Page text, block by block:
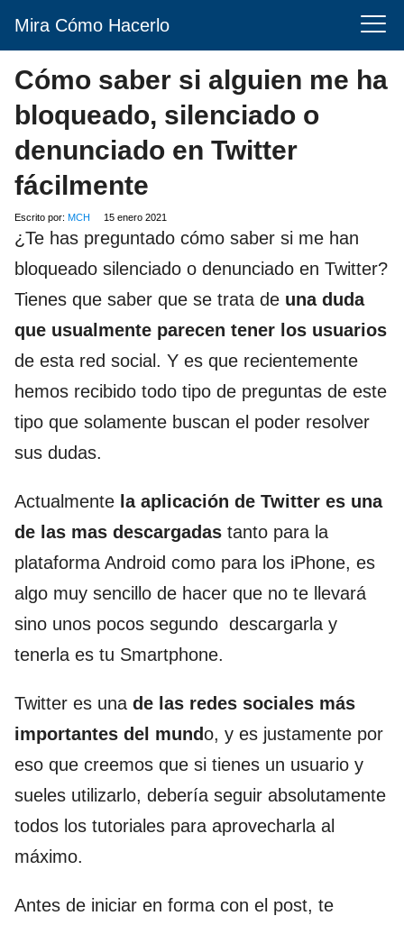
Mira Cómo Hacerlo
Cómo saber si alguien me ha
bloqueado, silenciado o
denunciado en Twitter
fácilmente
Escrito por: MCH 15 enero 2021
¿Te has preguntado cómo saber si me han
bloqueado silenciado o denunciado en Twitter?
Tienes que saber que se trata de una duda
que usualmente parecen tener los usuarios
de esta red social. Y es que recientemente
hemos recibido todo tipo de preguntas de este
tipo que solamente buscan el poder resolver
sus dudas.
Actualmente la aplicación de Twitter es una
de las mas descargadas tanto para la
plataforma Android como para los iPhone, es
algo muy sencillo de hacer que no te llevará
sino unos pocos segundo descargarla y
tenerla es tu Smartphone.
Twitter es una de las redes sociales más
importantes del mundo, y es justamente por
eso que creemos que si tienes un usuario y
sueles utilizarlo, debería seguir absolutamente
todos los tutoriales para aprovecharla al
máximo.
Antes de iniciar en forma con el post, te